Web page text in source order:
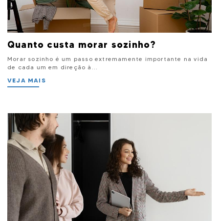
Quanto custa morar sozinho?
Morar sozinho é um passo extremamente importante na vida
de cada um em direção à...
VEJA MAIS